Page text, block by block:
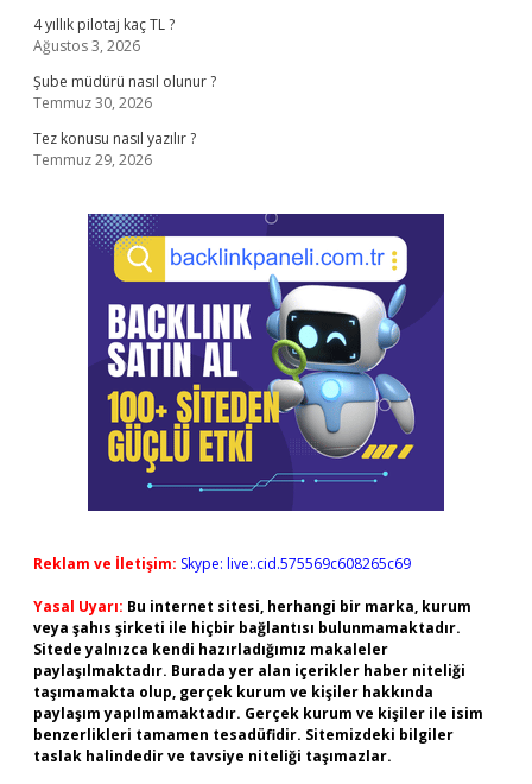
4 yıllık pilotaj kaç TL ?
Ağustos 3, 2026
Şube müdürü nasıl olunur ?
Temmuz 30, 2026
Tez konusu nasıl yazılır ?
Temmuz 29, 2026
Reklam ve İletişim: Skype: live:.cid.575569c608265c69
Yasal Uyarı: Bu internet sitesi, herhangi bir marka, kurum
veya şahıs şirketi ile hiçbir bağlantısı bulunmamaktadır.
Sitede yalnızca kendi hazırladığımız makaleler
paylaşılmaktadır. Burada yer alan içerikler haber niteliği
taşımamakta olup, gerçek kurum ve kişiler hakkında
paylaşım yapılmamaktadır. Gerçek kurum ve kişiler ile isim
benzerlikleri tamamen tesadüfidir. Sitemizdeki bilgiler
taslak halindedir ve tavsiye niteliği taşımazlar.